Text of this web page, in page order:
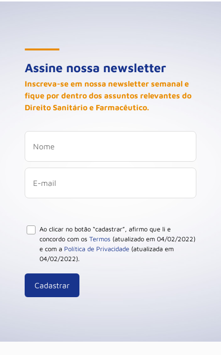
Assine nossa newsletter
Inscreva-se em nossa newsletter semanal e
fique por dentro dos assuntos relevantes do
Direito Sanitário e Farmacêutico.
Ao clicar no botão “cadastrar”, afirmo que li e
concordo com os Termos (atualizado em 04/02/2022)
e com a Política de Privacidade (atualizada em
04/02/2022).